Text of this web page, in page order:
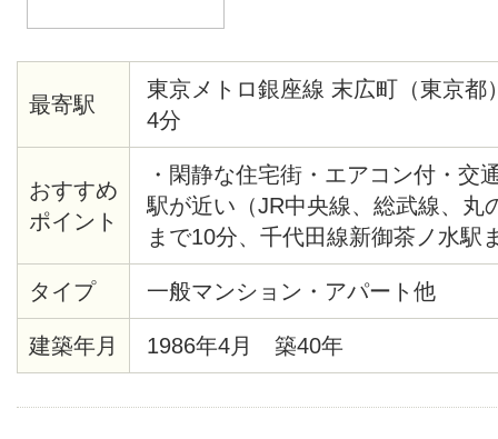
最寄駅
東京メトロ銀座線 末広町（東京
4分
おすすめ
ポイント
・閑静な住宅街・エアコン付・交
駅が近い（JR中央線、総武線、丸
まで10分、千代田線新御茶ノ水駅
末広町駅まで4分、千代田線湯島
エクスプレス、JR総武線秋葉原駅
タイプ 一般マンション・アパート他
建築年月 1986年4月 築40年